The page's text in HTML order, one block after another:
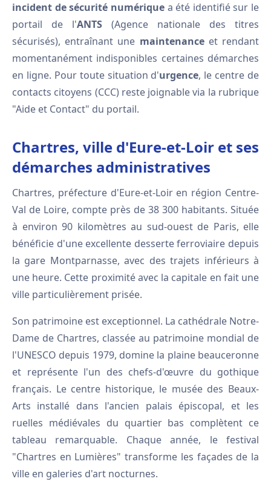
incident de sécurité numériquea été identifié sur le
portail de l'ANTS (Agence nationale des titres
sécurisés), entraînant une maintenanceet rendant
momentanément indisponibles certaines démarches
en ligne. Pour toute situation d'urgence, le centre de
contacts citoyens (CCC) reste joignable via la rubrique
"Aide et Contact" du portail.
Chartres, ville d'Eure-et-Loir et ses
démarches administratives
Chartres, préfecture d'Eure-et-Loir en région Centre-
Val de Loire, compte près de 38 300 habitants. Située
à environ 90 kilomètres au sud-ouest de Paris, elle
bénéficie d'une excellente desserte ferroviaire depuis
la gare Montparnasse, avec des trajets inférieurs à
une heure. Cette proximité avec la capitale en fait une
ville particulièrement prisée.
Son patrimoine est exceptionnel. La cathédrale Notre-
Dame de Chartres, classée au patrimoine mondial de
l'UNESCO depuis 1979, domine la plaine beauceronne
et représente l'un des chefs-d'œuvre du gothique
français. Le centre historique, le musée des Beaux-
Arts installé dans l'ancien palais épiscopal, et les
ruelles médiévales du quartier bas complètent ce
tableau remarquable. Chaque année, le festival
"Chartres en Lumières" transforme les façades de la
ville en galeries d'art nocturnes.